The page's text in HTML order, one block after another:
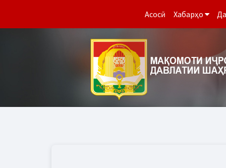
Асосӣ Хабарҳо